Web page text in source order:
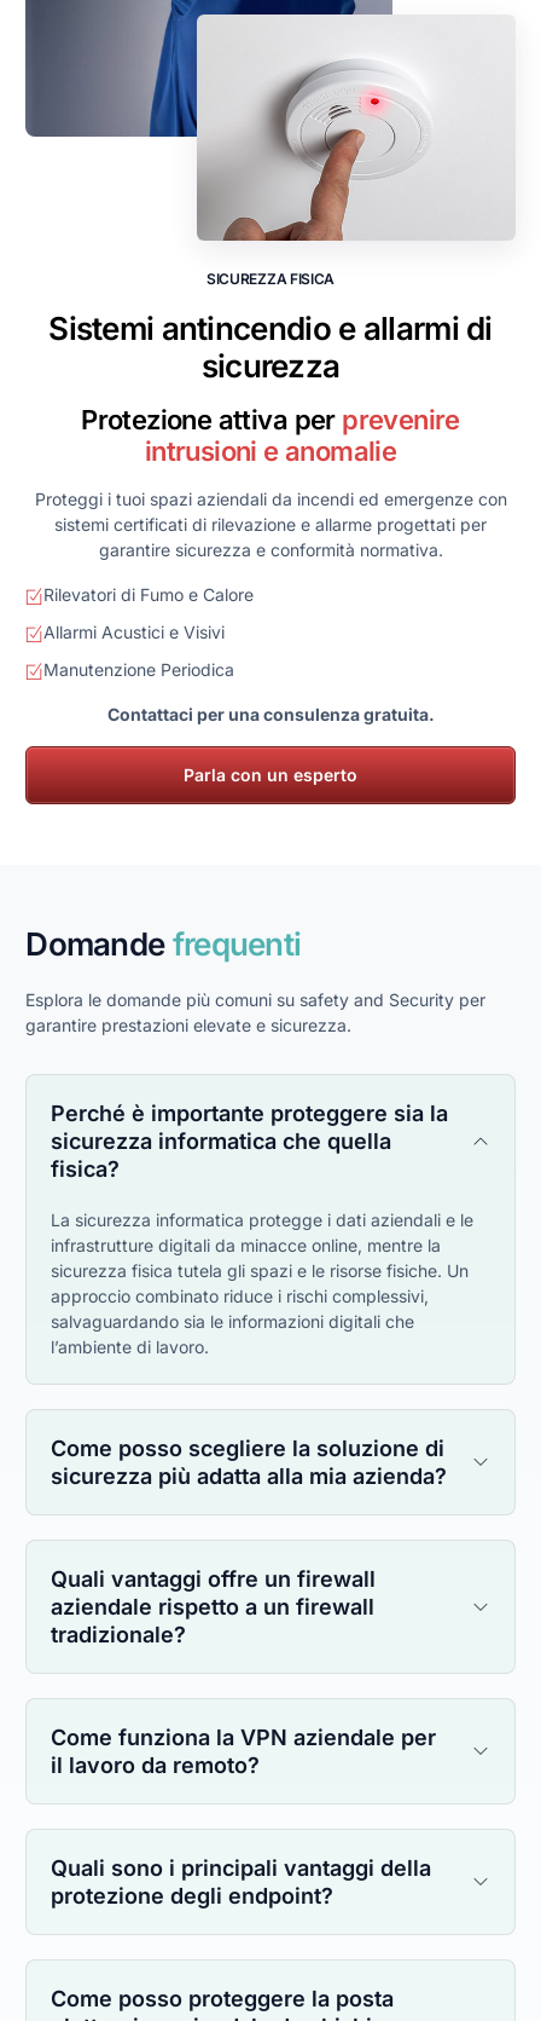
SICUREZZAFISICA
Sistemi antincendio e allarmi di
sicurezza
Protezione attiva per prevenire
intrusioni e anomalie
Proteggi i tuoi spazi aziendali da incendi ed emergenze con
sistemi certificati di rilevazione e allarme progettati per
garantire sicurezza e conformità normativa.
Rilevatori di Fumo e Calore
Allarmi Acustici e Visivi
Manutenzione Periodica
Contattaci per una consulenza gratuita.
Parla con un esperto
Domande frequenti
Esplora le domande più comuni su safety and Security per
garantire prestazioni elevate e sicurezza.
Perché è importante proteggere sia la
sicurezza informatica che quella
fisica?
La sicurezza informatica protegge i dati aziendali e le
infrastrutture digitali da minacce online, mentre la
sicurezza fisica tutela gli spazi e le risorse fisiche. Un
approccio combinato riduce i rischi complessivi,
salvaguardando sia le informazioni digitali che
l’ambiente di lavoro.
Come posso scegliere la soluzione di
sicurezza più adatta alla mia azienda?
Quali vantaggi offre un firewall
aziendale rispetto a un firewall
tradizionale?
Come funziona la VPN aziendale per
il lavoro da remoto?
Quali sono i principali vantaggi della
protezione degli endpoint?
Come posso proteggere la posta